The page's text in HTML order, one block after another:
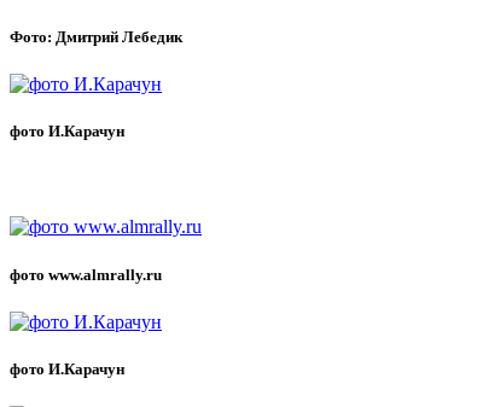
Фото: Дмитрий Лебедик
фото И.Карачун
фото www.almrally.ru
фото И.Карачун